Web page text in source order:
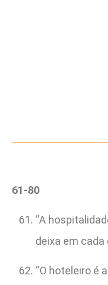
61-80
“A
deixa em cada
“O hoteleiro é